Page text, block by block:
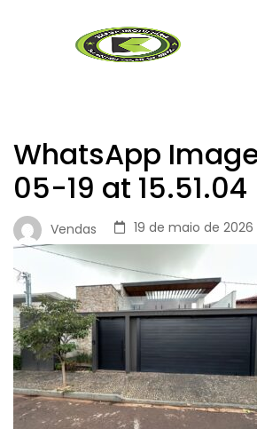
WhatsApp
05-19 at 15.51.04
Vendas 19 de maio de 2026